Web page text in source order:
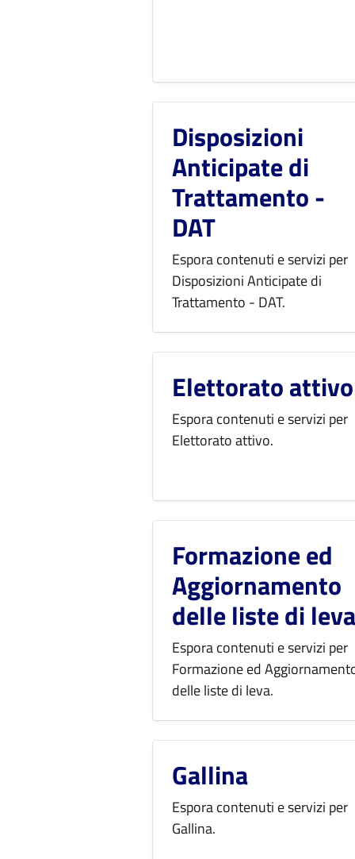
Disposizioni
Anticipate di
Trattamento -
DAT
Espora contenuti e servizi per
Disposizioni Anticipate di
Trattamento - DAT.
Elettorato attivo
Espora contenuti e servizi per
Elettorato attivo.
Formazione ed
Aggiornamento
delle liste di leva
Espora contenuti e servizi per
Formazione ed
delle liste di leva.
Gallina
Espora contenuti e servizi per
Gallina.